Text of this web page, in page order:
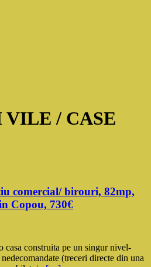
/ CASE
comercial/ birouri, 82mp,
Copou, 730€
construita pe un singur nivel-
(treceri directe din una